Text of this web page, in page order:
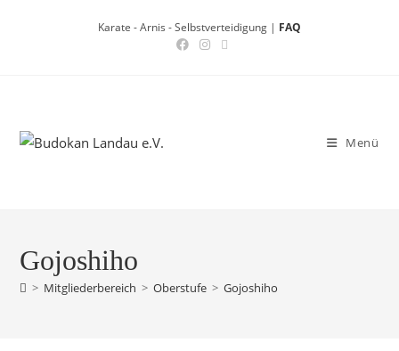
Karate - Arnis - Selbstverteidigung | FAQ
Menü
Gojoshiho
> Mitgliederbereich > Oberstufe > Gojoshiho